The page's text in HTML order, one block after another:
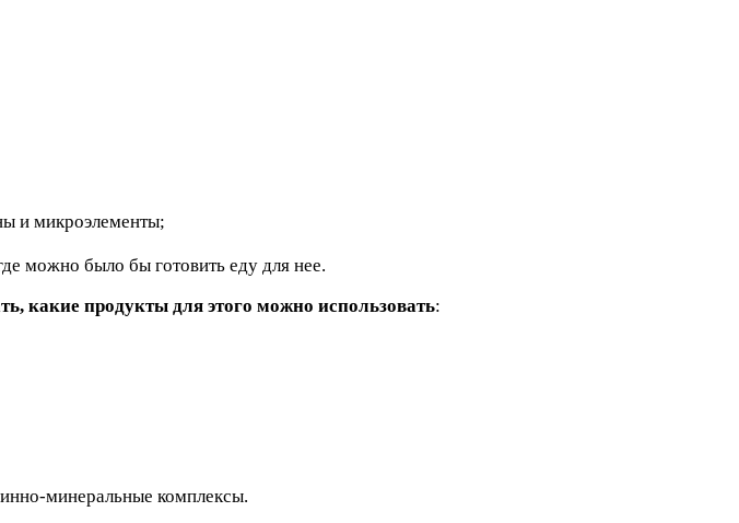
и микроэлементы;
можно было бы готовить еду для нее.
какие продукты для этого можно использовать:
минеральные комплексы.